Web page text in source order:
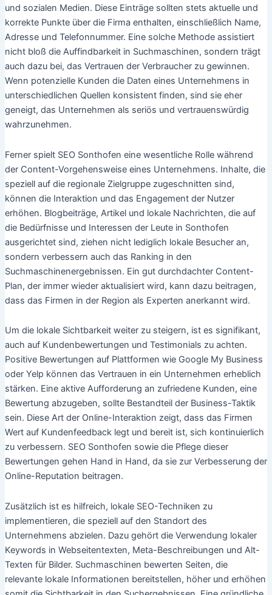
und sozialen Medien. Diese Einträge sollten stets aktuelle und
korrekte Punkte über die Firma enthalten, einschließlich Name,
Adresse und Telefonnummer. Eine solche Methode assistiert
nicht bloß die Auffindbarkeit in Suchmaschinen, sondern trägt
auch dazu bei, das Vertrauen der Verbraucher zu gewinnen.
Wenn potenzielle Kunden die Daten eines Unternehmens in
unterschiedlichen Quellen konsistent finden, sind sie eher
geneigt, das Unternehmen als seriös und vertrauenswürdig
wahrzunehmen.
Ferner spielt SEO Sonthofen eine wesentliche Rolle während
der Content-Vorgehensweise eines Unternehmens. Inhalte, die
speziell auf die regionale Zielgruppe zugeschnitten sind,
können die Interaktion und das Engagement der Nutzer
erhöhen. Blogbeiträge, Artikel und lokale Nachrichten, die auf
die Bedürfnisse und Interessen der Leute in Sonthofen
ausgerichtet sind, ziehen nicht lediglich lokale Besucher an,
sondern verbessern auch das Ranking in den
Suchmaschinenergebnissen. Ein gut durchdachter Content-
Plan, der immer wieder aktualisiert wird, kann dazu beitragen,
dass das Firmen in der Region als Experten anerkannt wird.
Um die lokale Sichtbarkeit weiter zu steigern, ist es signifikant,
auch auf Kundenbewertungen und Testimonials zu achten.
Positive Bewertungen auf Plattformen wie Google My Business
oder Yelp können das Vertrauen in ein Unternehmen erheblich
stärken. Eine aktive Aufforderung an zufriedene Kunden, eine
Bewertung abzugeben, sollte Bestandteil der Business-Taktik
sein. Diese Art der Online-Interaktion zeigt, dass das Firmen
Wert auf Kundenfeedback legt und bereit ist, sich kontinuierlich
zu verbessern. SEO Sonthofen sowie die Pflege dieser
Bewertungen gehen Hand in Hand, da sie zur Verbesserung der
Online-Reputation beitragen.
Zusätzlich ist es hilfreich, lokale SEO-Techniken zu
implementieren, die speziell auf den Standort des
Unternehmens abzielen. Dazu gehört die Verwendung lokaler
Keywords in Webseitentexten, Meta-Beschreibungen und Alt-
Texten für Bilder. Suchmaschinen bewerten Seiten, die
relevante lokale Informationen bereitstellen, höher und erhöhen